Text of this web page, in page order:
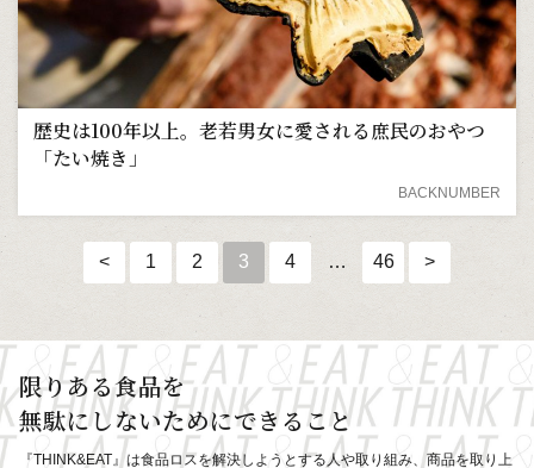
歴史は100年以上。老若男女に愛される庶民のおやつ
「たい焼き」
BACKNUMBER
< 1 2 3 4 … 46 >
限りある食品を
無駄にしないためにできること
『THINK&EAT』は食品ロスを解決しようとする人や取り組み、商品を取り上